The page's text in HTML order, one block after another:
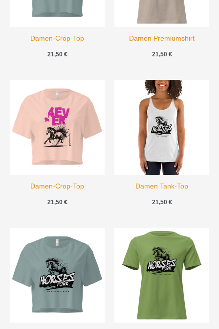
Damen-Crop-Top
21,50 €
Damen Premiumshirt
21,50 €
Damen-Crop-Top
21,50 €
Damen Tank-Top
21,50 €